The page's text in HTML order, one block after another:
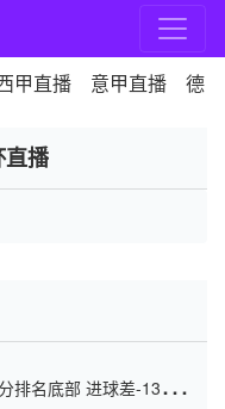
甲直播 意甲直播 德
播
排名底部 进球差-13令人